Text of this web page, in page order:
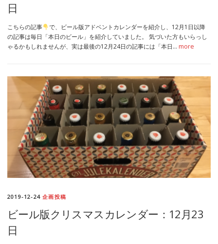
日
こちらの記事
で、ビール版アドベントカレンダーを紹介し、12月1日以降
の記事は毎日「本日のビール」を紹介していました。 気づいた方もいらっし
ゃるかもしれませんが、実は最後の12月24日の記事には「本日… more
2019-12-24企画投稿
ビール版クリスマスカレンダー：12月23
日